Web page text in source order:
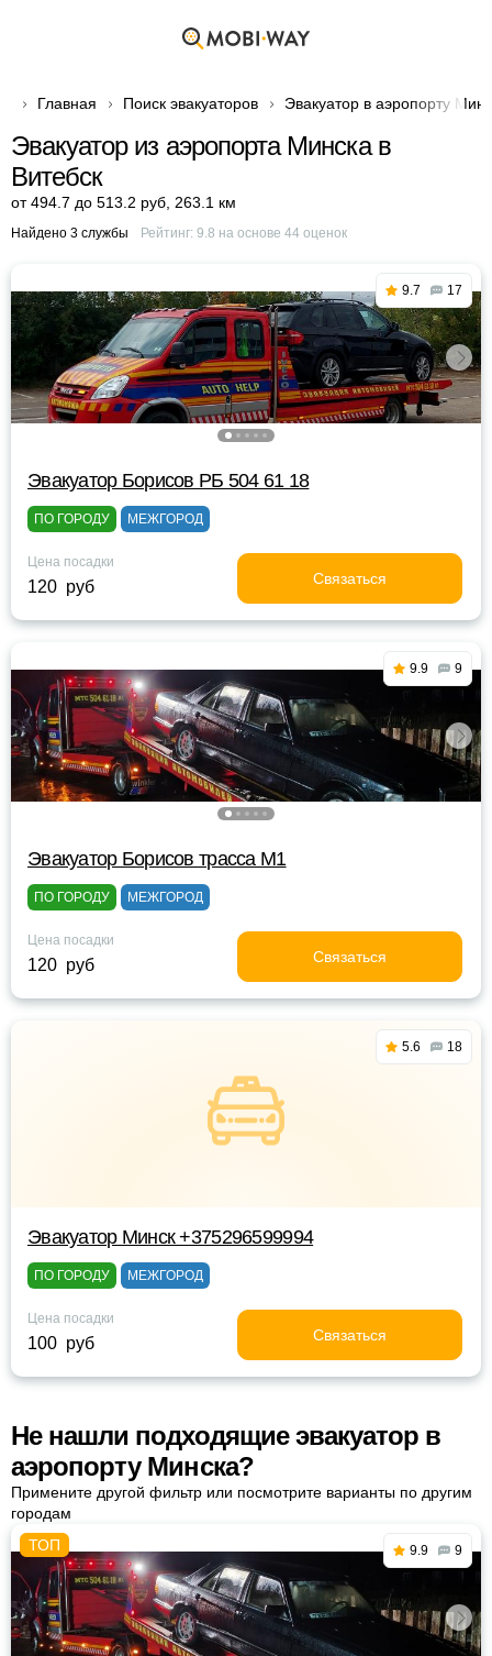
Главная Поиск эвакуаторов Эвакуатор в аэропорту
Эвакуатор из аэропорта Минска в
Витебск
от 494.7 до 513.2 руб 263.1 км
Найдено 3 службы Рейтинг: 9.8 на основе 44оценок
9.7 17
Эвакуатор Борисов РБ 504 61 18
ПО ГОРОДУ МЕЖГОРОД
Цена посадки
120 руб Связаться
9.9 9
Эвакуатор Борисов трасса М1
ПО ГОРОДУ МЕЖГОРОД
Цена посадки
120 руб Связаться
5.6 18
Эвакуатор Минск +375296599994
ПО ГОРОДУ МЕЖГОРОД
Цена посадки
100 руб Связаться
Не нашли подходящие эвакуатор в
аэропорту Минска?
Примените другой фильтр или посмотрите варианты по другим
городам
9.9 9